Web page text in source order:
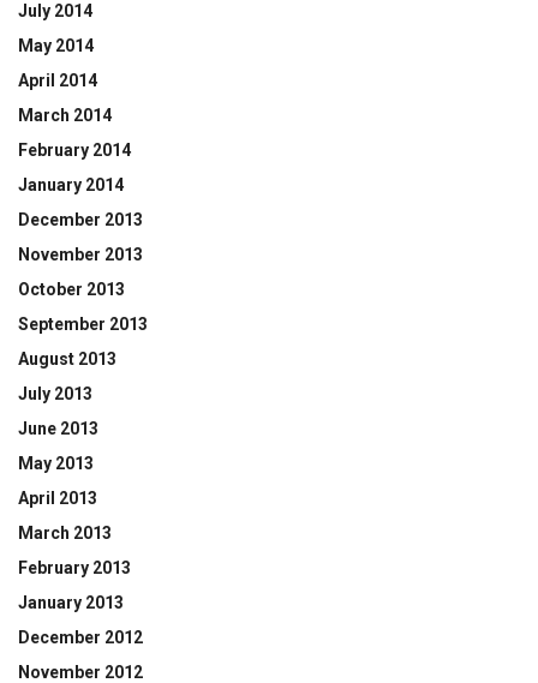
July 2014
May 2014
April 2014
March 2014
February 2014
January 2014
December 2013
November 2013
October 2013
September 2013
August 2013
July 2013
June 2013
May 2013
April 2013
March 2013
February 2013
January 2013
December 2012
November 2012